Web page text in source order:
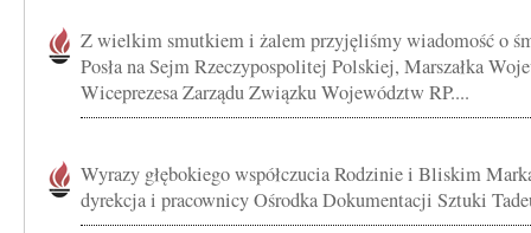
Z wielkim smutkiem i żalem przyjęliśmy wiadomość o
Posła na Sejm Rzeczypospolitej Polskiej, Marszałka
Wiceprezesa Zarządu Związku Województw RP....
Wyrazy głębokiego współczucia Rodzinie i Bliskim
dyrekcja i pracownicy Ośrodka Dokumentacji Sztuki